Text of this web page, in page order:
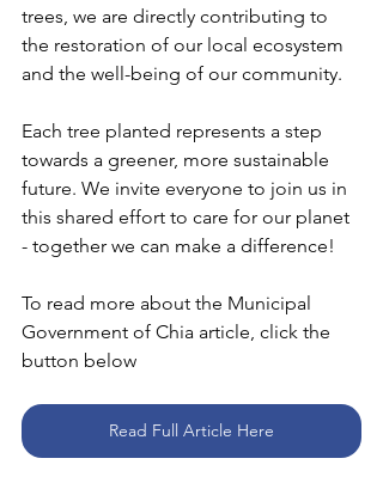
trees, we are directly contributing to
the restoration of our local ecosystem
and the well-being of our community.
Each tree planted represents a step
towards a greener, more sustainable
future. We invite everyone to join us in
this shared effort to care for our planet
- together we can make a difference!
To read more about the Municipal
Government of Chia article, click the
button below
Read Full Article Here